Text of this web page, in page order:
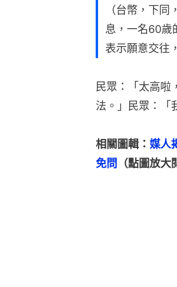
（台幣，下
息，一名60歲
表示願意交往
民眾：「太高啦
法。」民眾：「
相關圖輯： 媒人
免問
（點圖放